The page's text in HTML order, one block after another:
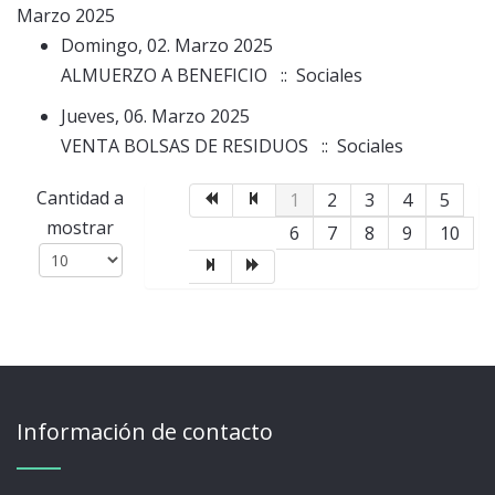
Marzo 2025
Domingo, 02. Marzo 2025
ALMUERZO A BENEFICIO :: Sociales
Jueves, 06. Marzo 2025
VENTA BOLSAS DE RESIDUOS :: Sociales
Lista de límites de paginación
Cantidad a
mostrar
1 2 3 4
5
6
7 8 9 10
Información de contacto